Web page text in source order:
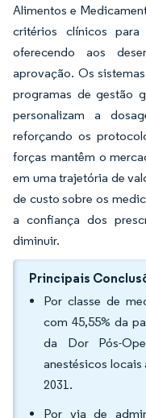
Alimentos e
critérios clínicos para
oferecendo aos
aprovação. Os
programas de gestão
personalizam a
reforçando os
forças mantêm o
em uma trajetória de
de custo sobre os
a confiança dos
diminuir.
Principais
Por classe de
com 45,55% da
da Dor Pós-
anestésicos locais
2031.
Por via de